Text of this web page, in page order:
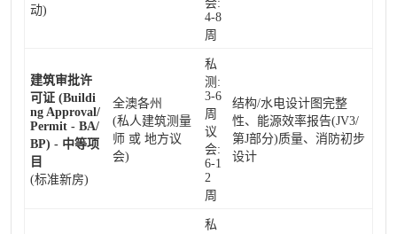
动)
会:
4-8
周
建筑审批许
可证 (Buildi
ng Approval/
Permit - BA/
BP) - 中等项
目
(标准新房)
全澳各州
(私人建筑测量
师 或 地方议
会)
私
测:
3-6
周
议
会:
6-1
2
周
结构/水电设计图完整
性、能源效率报告(JV3/
第J部分)质量、消防初步
设计
私